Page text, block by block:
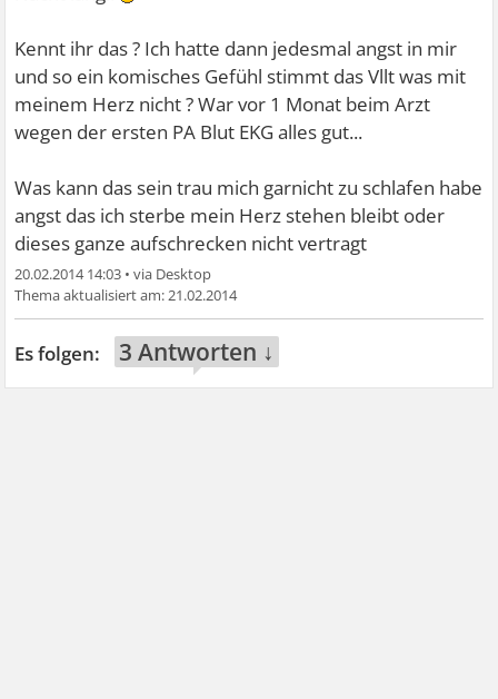
Kennt ihr das ? Ich hatte dann jedesmal angst in mir
und so ein komisches Gefühl stimmt das Vllt was mit
meinem Herz nicht ? War vor 1 Monat beim Arzt
wegen der ersten PA Blut EKG alles gut...
Was kann das sein trau mich garnicht zu schlafen habe
angst das ich sterbe mein Herz stehen bleibt oder
dieses ganze aufschrecken nicht vertragt
20.02.2014 14:03 •
21.02.2014
3 Antworten ↓